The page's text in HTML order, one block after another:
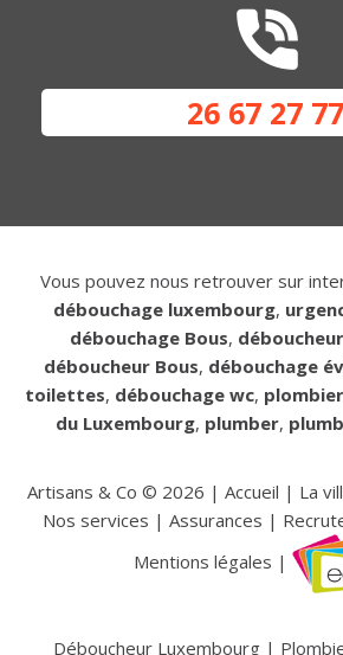
26 67 27 77
Vous pouvez nous retrouver sur
débouchage luxembourg,
débouchage Bous,
déboucheur Bous, débouchage
toilettes, débouchage wc, plombier
du Luxembourg, plumber,
Artisans & Co © 2026 | Accueil | La
Nos services | Assurances |
Mentions légales |
Déboucheur Luxembourg |